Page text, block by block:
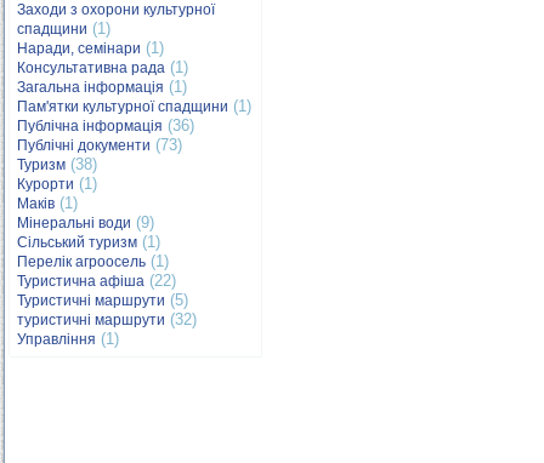
Заходи з охорони культурної
спадщини (1)
Наради, семінари (1)
Консультативна рада (1)
Загальна інформація (1)
Пам'ятки культурної спадщини (1)
Публічна інформація (36)
Публічні документи (73)
Туризм (38)
Курорти (1)
Маків (1)
Мінеральні води (9)
Сільський туризм (1)
Перелік агроосель (1)
Туристична афіша (22)
Туристичні маршрути (5)
туристичні маршрути (32)
Управління (1)